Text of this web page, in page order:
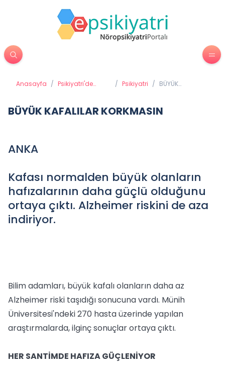
Anasayfa / Psikiyatri'de
/ Psikiyatri / BÜYÜK
BÜYÜK KAFALILAR KORKMASIN
ANKA
Kafası normalden büyük olanların
hafızalarının daha güçlü olduğunu
ortaya çıktı. Alzheimer riskini de aza
indiriyor.
Bilim adamları, büyük kafalı olanların daha az
Alzheimer riski taşıdığı sonucuna vardı. Münih
Üniversitesi'ndeki 270 hasta üzerinde yapılan
araştırmalarda, ilginç sonuçlar ortaya çıktı.
HER SANTİMDE HAFIZA GÜÇLENİYOR